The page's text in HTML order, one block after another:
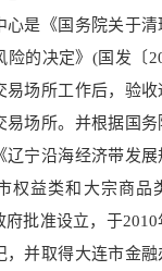
心是《 国务院关于
险的决定》(国发〔
易场所工作后，验
易场所。并根据国务
辽宁沿海经济带发
权益类和大宗商品
府批准设立，于2010
，并取得大连市金融